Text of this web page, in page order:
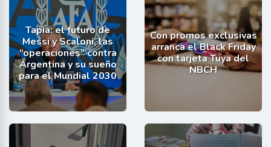
Tapia: el futuro de
Messi y Scaloni, las
“operaciones” contra
Argentina y su sueño
para el Mundial 2030
Con promos exclusivas
arranca el Black Friday
con tarjeta Tuya del
NBCH